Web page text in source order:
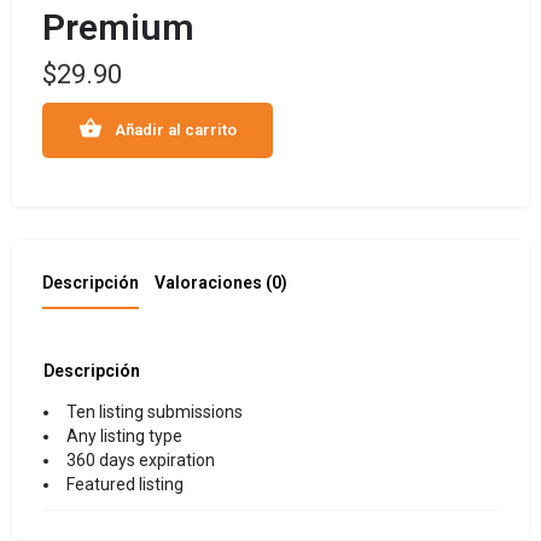
Premium
$29.90
Añadir al carrito
Descripción Valoraciones (0)
Descripción
Ten listing submissions
Any listing type
360 days expiration
Featured listing